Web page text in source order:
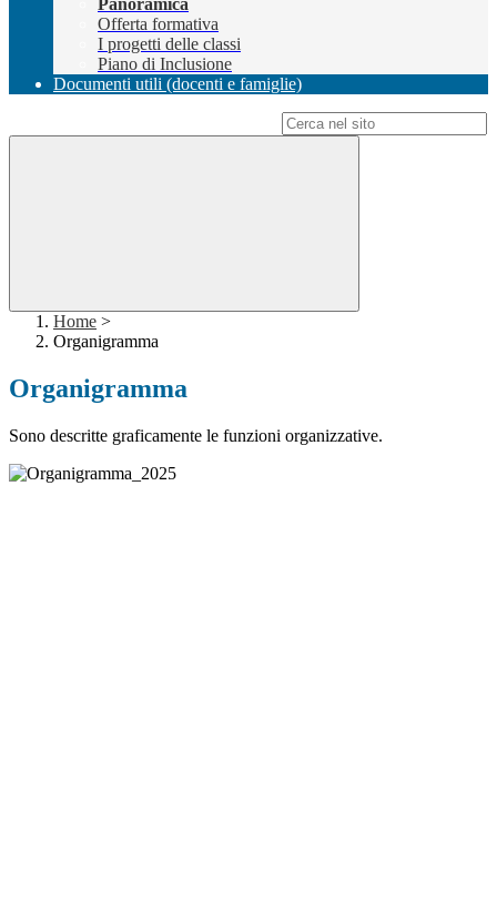
Panoramica
Offerta formativa
I progetti delle classi
Piano di Inclusione
Documenti utili (docenti e famiglie)
Home >
Organigramma
Organigramma
Sono descritte graficamente le funzioni organizzative.